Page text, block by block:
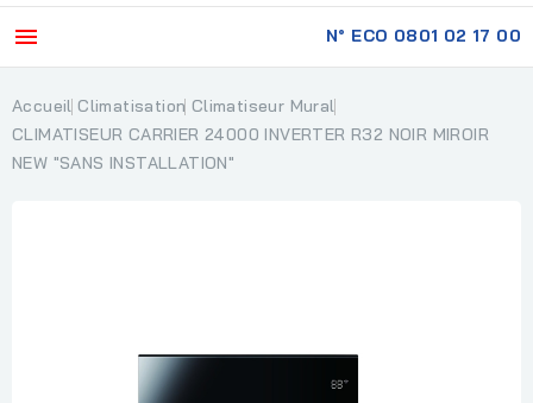
 N° ECO 0801 02 17 00
Accueil Climatisation Climatiseur Mural
CLIMATISEUR CARRIER 24000 INVERTER R32 NOIR MIROIR
NEW "SANS INSTALLATION"